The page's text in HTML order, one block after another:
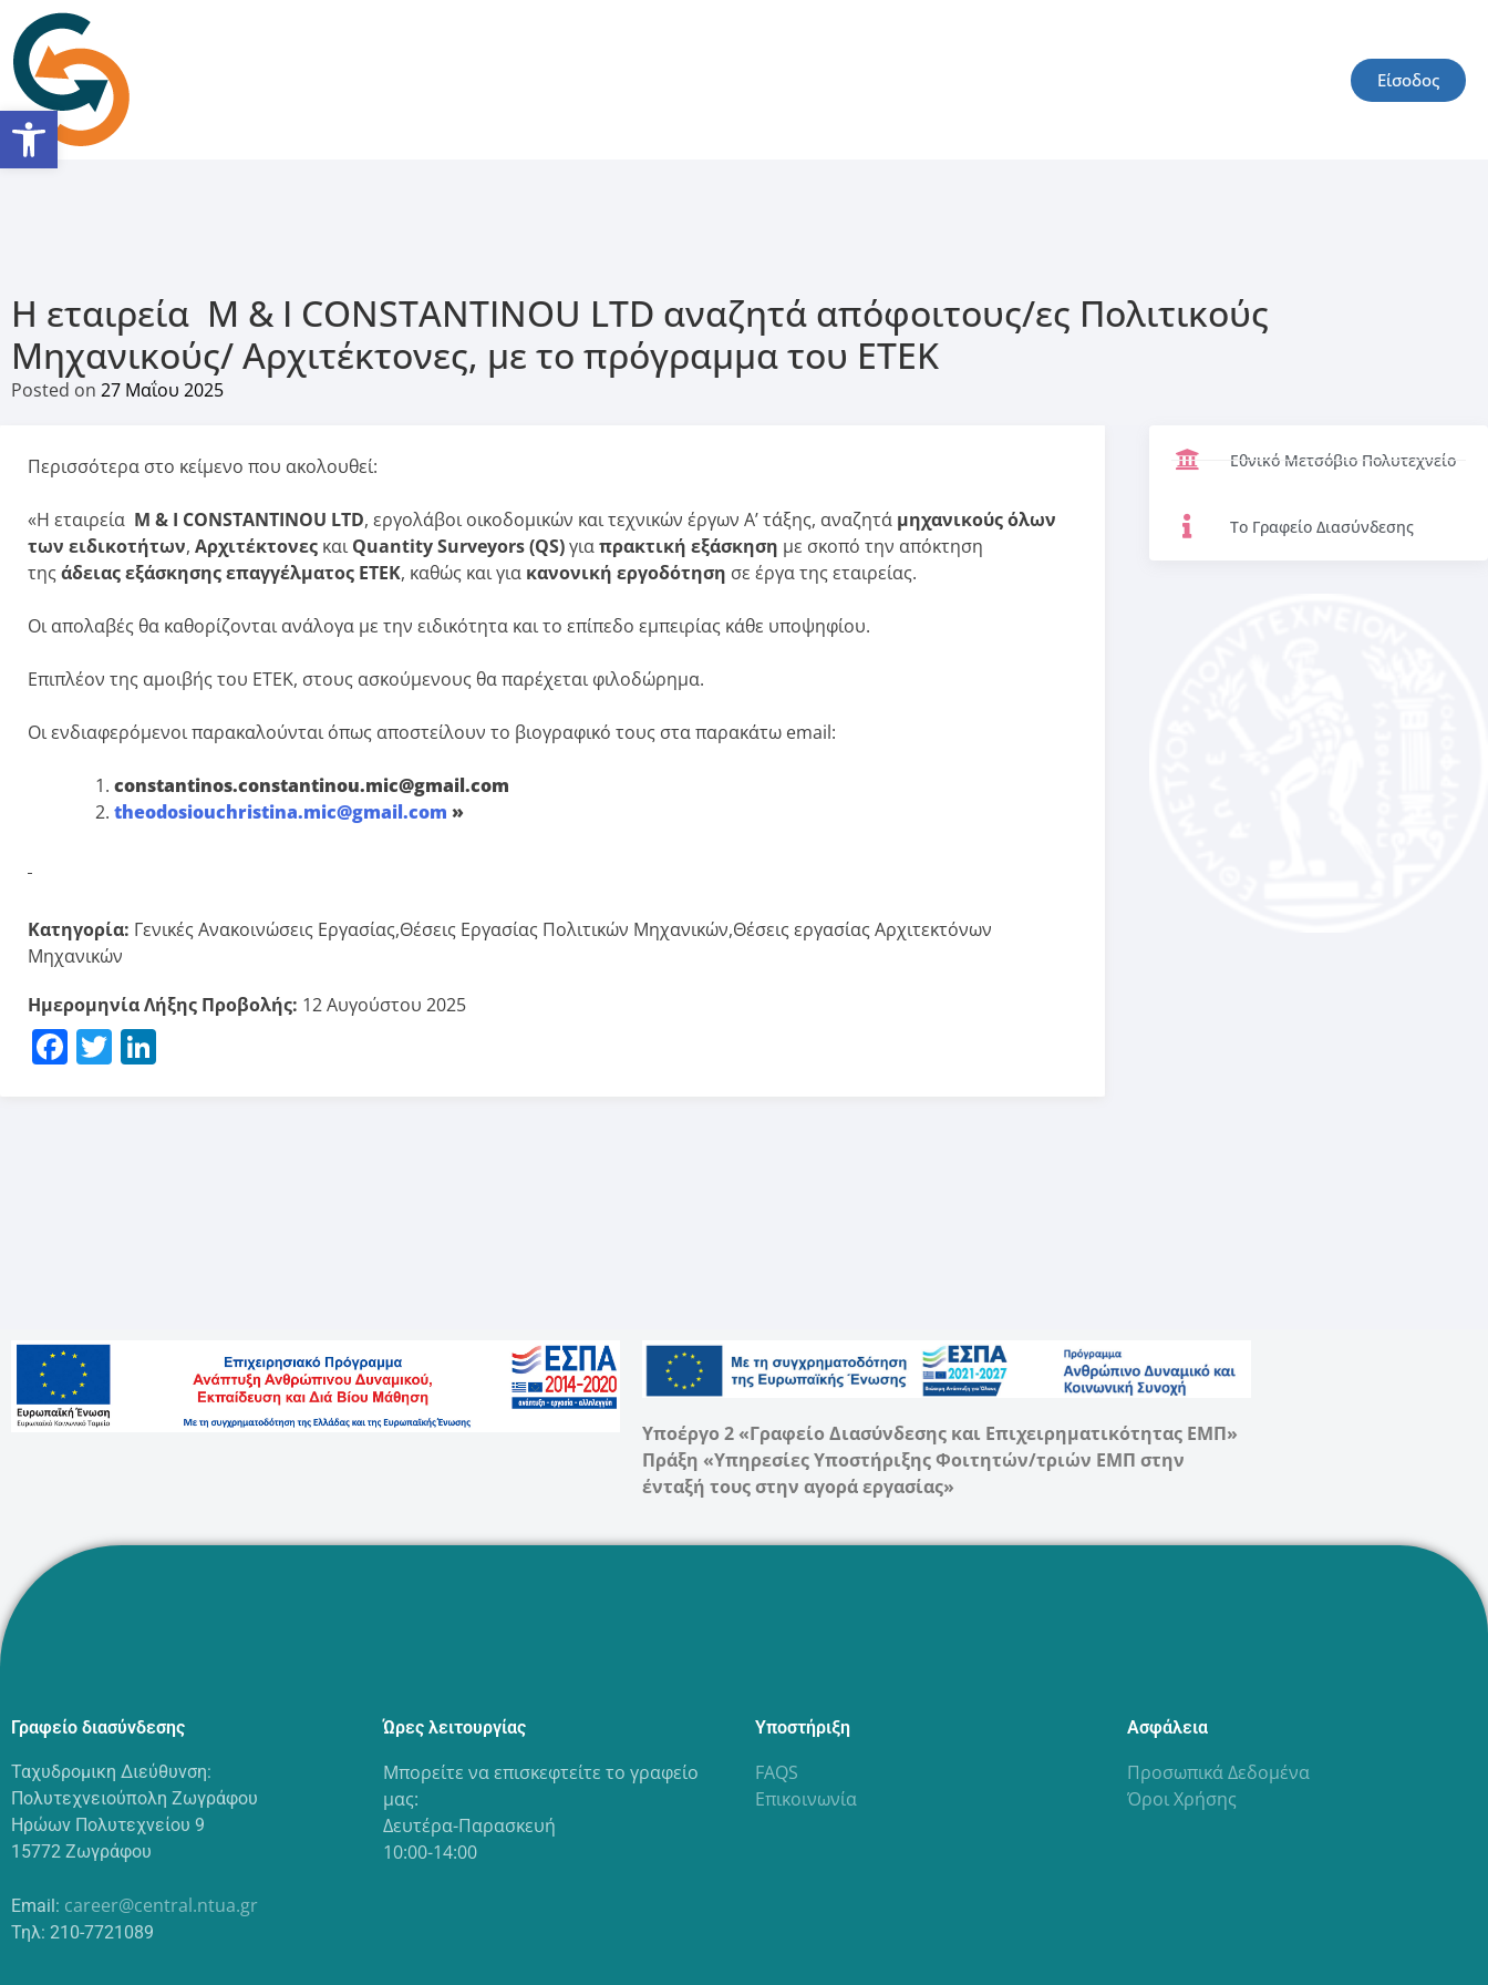
Ανοίξτε τη γραμμή εργαλείων
Είσοδος
Η εταιρεία M & I CONSTANTINOU LTD αναζητά απόφοιτους/ες Πολιτικούς
Μηχανικούς/ Αρχιτέκτονες, με το πρόγραμμα του ΕΤΕΚ
Posted on 27 Μαΐου 2025
Περισσότερα στο κείμενο που ακολουθεί:
«Η εταιρεία M & I CONSTANTINOU LTD, εργολάβοι οικοδομικών και τεχνικών έργων Α’ τάξης, αναζητά μηχανικούς όλων
των ειδικοτήτων, Αρχιτέκτονες και Quantity Surveyors (QS)γιαπρακτική εξάσκηση με σκοπό την απόκτηση
της άδειας εξάσκησης επαγγέλματος ΕΤΕΚ, καθώς και για κανονική εργοδότηση σε έργα της εταιρείας.
Οι απολαβές θα καθορίζονται ανάλογα με την ειδικότητα και το επίπεδο εμπειρίας κάθε υποψηφίου.
Επιπλέον της αμοιβής του ΕΤΕΚ, στους ασκούμενους θα παρέχεται φιλοδώρημα.
Οι ενδιαφερόμενοι παρακαλούνται όπως αποστείλουν το βιογραφικό τους στα παρακάτω email:
constantinos.constantinou.mic@gmail.com
theodosiouchristina.mic@gmail.com »
Κατηγορία: Γενικές Ανακοινώσεις Εργασίας,Θέσεις Εργασίας Πολιτικών Μηχανικών,Θέσεις εργασίας Αρχιτεκτόνων
Μηχανικών
Ημερομηνία Λήξης Προβολής: 12 Αυγούστου 2025
Facebook
Twitter
Εθνικό Μετσόβιο Πολυτεχνείο
Το Γραφείο Διασύνδεσης
Υποέργο 2 «Γραφείο Διασύνδεσης και Επιχειρηματικότητας ΕΜΠ»
Πράξη «Υπηρεσίες Υποστήριξης Φοιτητών/τριών ΕΜΠ στην
ένταξή τους στην αγορά εργασίας»
Γραφείο διασύνδεσης
Ταχυδρομικη Διεύθυνση:
Πολυτεχνειούπολη Ζωγράφου
Ηρώων Πολυτεχνείου 9
15772 Ζωγράφου
Email: career@central.ntua.gr
Τηλ: 210-7721089
Ώρες λειτουργίας
Μπορείτε να επισκεφτείτε το γραφείο
μας:
Δευτέρα-Παρασκευή
10:00-14:00
Υποστήριξη
FAQS
Επικοινωνία
Ασφάλεια
Προσωπικά Δεδομένα
Όροι Χρήσης